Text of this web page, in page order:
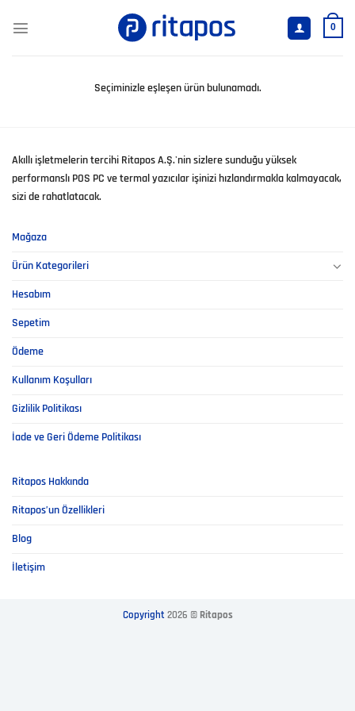
atla
0
Seçiminizle eşleşen ürün bulunamadı.
Akıllı işletmelerin tercihi Ritapos A.Ş.'nin sizlere sunduğu yüksek
performanslı POS PC ve termal yazıcılar işinizi hızlandırmakla kalmayacak,
sizi de rahatlatacak.
Mağaza
Ürün Kategorileri
Hesabım
Sepetim
Ödeme
Kullanım Koşulları
Gizlilik Politikası
İade ve Geri Ödeme Politikası
Ritapos Hakkında
Ritapos’un Özellikleri
Blog
İletişim
Copyright2026 © Ritapos